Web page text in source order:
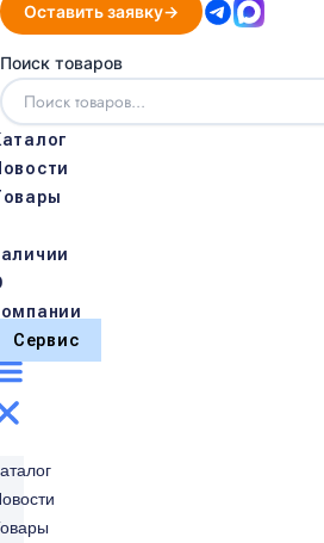
Оставить заявку
Поиск товаров
Сервис